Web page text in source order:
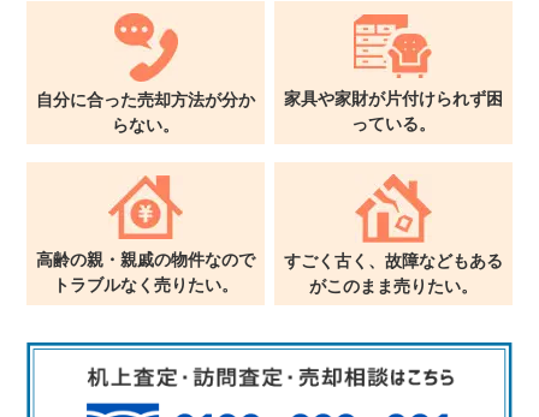
自分に合った売却方法が分か
らない。
家具や家財が片付けられず困
っている。
高齢の親・親戚の物件なので
トラブルなく売りたい。
すごく古く、故障などもある
がこのまま売りたい。